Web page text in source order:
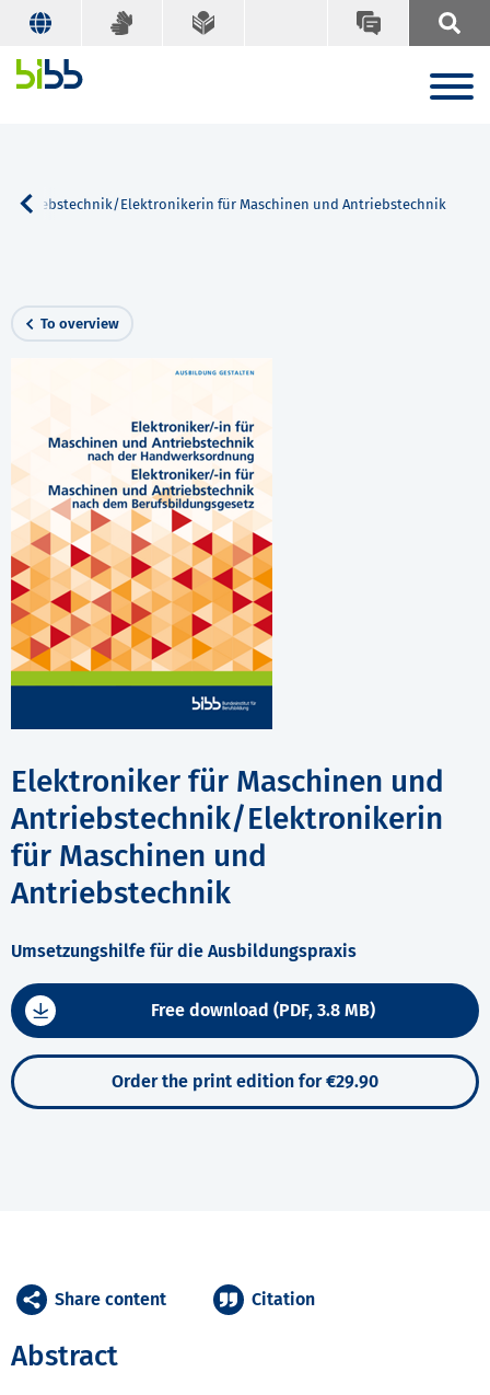
Antriebstechnik/Elektronikerin für Maschinen und Antriebstechnik
To overview
Elektroniker für Maschinen und
Antriebstechnik/Elektronikerin
für Maschinen und
Antriebstechnik
Umsetzungshilfe für die Ausbildungspraxis
Free download (PDF, 3.8 MB)
Order the print edition for €29.90
Abstract
Share content Citation